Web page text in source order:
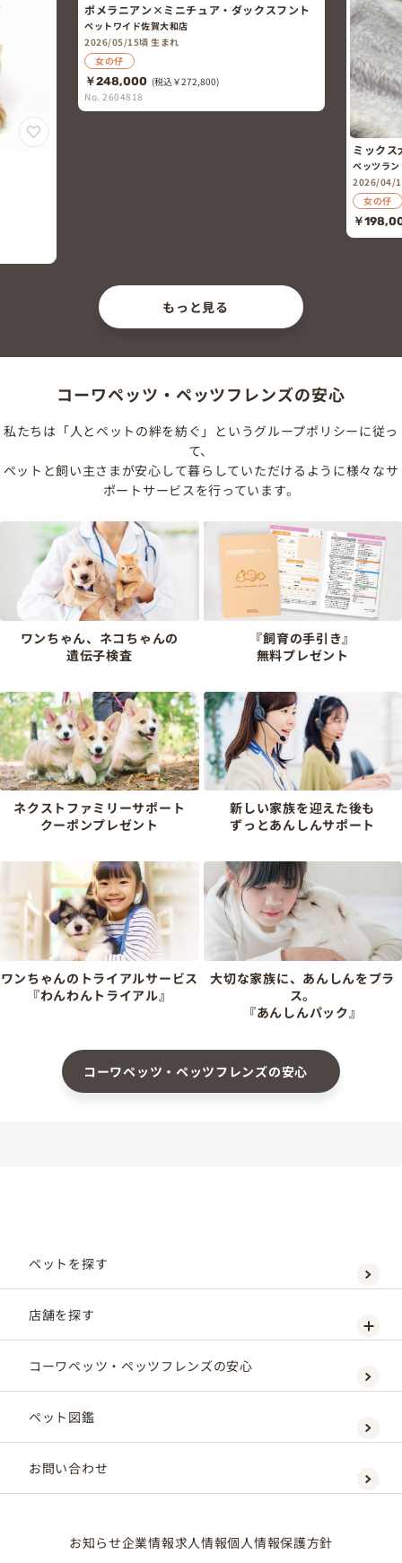
ポメラニアン×ミニチュア・ダックスフント
ペットワイド佐賀大和店
2026/05/15頃 生まれ
女の仔
￥248,000 (税込￥272,800)
No. 2604818
ミック
ンド）
ペッツラ
2026/04/
女の仔
￥
もっと見る
コーワペッツ・ペッツフレンズの安心
私たちは「人とペットの絆を紡ぐ」というグループポリシーに従っ
て、
ペットと飼い主さまが安心して暮らしていただけるように様々なサ
ポートサービスを行っています。
ワンちゃん、ネコちゃんの
遺伝子検査
『飼育の手引き』
無料プレゼント
ネクストファミリーサポート
クーポンプレゼント
新しい家族を迎えた後も
ずっとあんしんサポート
ワンちゃんのトライアルサービス
『わんわんトライアル』
大切な家族に、あんしんをプラ
ス。
『あんしんパック』
コーワペッツ・ペッツフレンズの安心
ペットを探す
店舗を探す
コーワペッツ・ペッツフレンズの安心
ペット図鑑
お問い合わせ
お知らせ企業情報求人情報個人情報保護方針